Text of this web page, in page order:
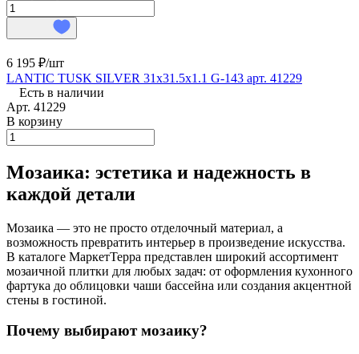
6 195 ₽/шт
LANTIC TUSK SILVER 31х31.5x1.1 G-143 арт. 41229
Есть в наличии
Арт. 41229
В корзину
Мозаика: эстетика и надежность в
каждой детали
Мозаика — это не просто отделочный материал, а
возможность превратить интерьер в произведение искусства.
В каталоге МаркетТерра представлен широкий ассортимент
мозаичной плитки для любых задач: от оформления кухонного
фартука до облицовки чаши бассейна или создания акцентной
стены в гостиной.
Почему выбирают мозаику?